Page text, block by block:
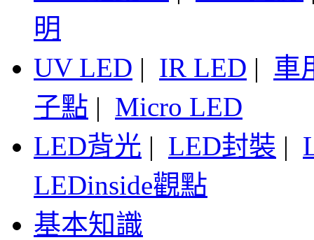
明
UV LED | IR LED | 車
子點 | Micro LED
LED背光 | LED封裝 |
LEDinside觀點
基本知識